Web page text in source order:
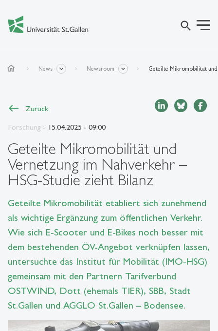
search
home News Newsroom Geteilte Mikromobilität und
Zurück
Forschung - 15.04.2025 - 09:00
Geteilte Mikromobilität und
Vernetzung im Nahverkehr –
HSG-Studie zieht Bilanz
Geteilte Mikromobilität etabliert sich zunehmend
als wichtige Ergänzung zum öffentlichen Verkehr.
Wie sich E-Scooter und E-Bikes noch besser mit
dem bestehenden ÖV-Angebot verknüpfen lassen,
untersuchte das Institut für Mobilität (IMO-HSG)
gemeinsam mit den Partnern Tarifverbund
OSTWIND, Dott (ehemals TIER), SBB, Stadt
St.Gallen und AGGLO St.Gallen – Bodensee.